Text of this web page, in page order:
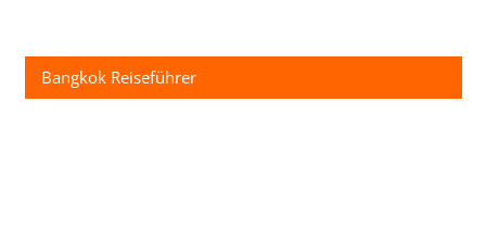
Bangkok Reiseführer